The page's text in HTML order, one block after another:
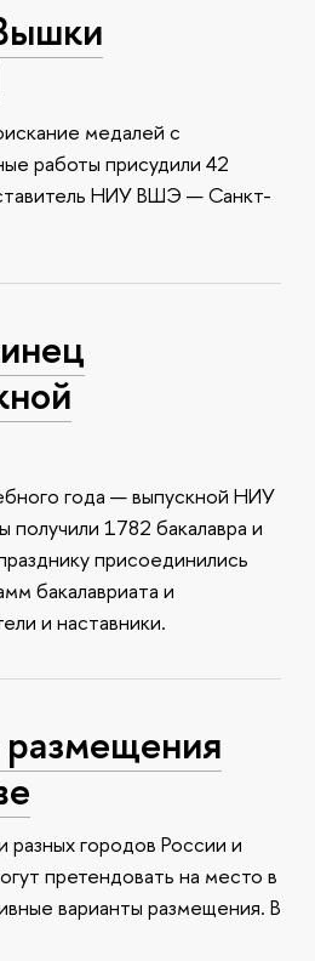
медалей с
работы присудили 42
НИУ ВШЭ — Санкт-
года — выпускной НИУ
1782 бакалавра и
присоединились
бакалавриата и
и наставники.
городов России и
претендовать на место в
варианты размещения. В